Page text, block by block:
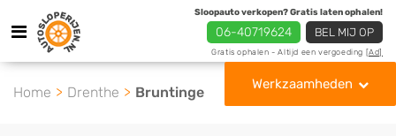
Sloopauto verkopen? Gratis laten ophalen!
06-40719624 BEL MIJ OP
Gratis ophalen - Altijd een vergoeding [Ad]
Werkzaamheden
Home Drenthe Bruntinge